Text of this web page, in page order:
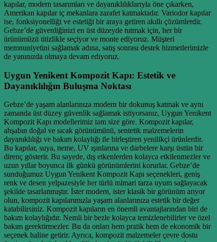
kapılar, modern tasarımları ve dayanıklılıklarıyla öne çıkarken,
Amerikan kapılar iç mekanlara zarafet katmaktadır. Variodor kapılar
ise, fonksiyonelliği ve estetiği bir araya getiren akıllı çözümlerdir.
Gebze’de güvenliğinizi en üst düzeyde tutmak için, her bir
ürünümüzü titizlikle seçiyor ve monte ediyoruz. Müşteri
memnuniyetini sağlamak adına, satış sonrası destek hizmetlerimizle
de yanınızda olmaya devam ediyoruz.
Uygun Yenikent Kompozit Kapı: Estetik ve
Dayanıklılığın Buluşma Noktası
Gebze’de yaşam alanlarınıza modern bir dokunuş katmak ve aynı
zamanda üst düzey güvenlik sağlamak istiyorsanız, Uygun Yenikent
Kompozit Kapı modellerimiz tam size göre. Kompozit kapılar,
ahşabın doğal ve sıcak görünümünü, sentetik malzemelerin
dayanıklılığı ve bakım kolaylığı ile birleştiren yenilikçi ürünlerdir.
Bu kapılar, suya, neme, UV ışınlarına ve darbelere karşı üstün bir
direnç gösterir. Bu sayede, dış etkenlerden kolayca etkilenmezler ve
uzun yıllar boyunca ilk günkü görünümlerini korurlar. Gebze’de
sunduğumuz Uygun Yenikent Kompozit Kapı seçenekleri, geniş
renk ve desen yelpazesiyle her türlü mimari tarza uyum sağlayacak
şekilde tasarlanmıştır. İster modern, ister klasik bir görünüm arıyor
olun, kompozit kapılarımızla yaşam alanlarınıza estetik bir değer
katabilirsiniz. Kompozit kapıların en önemli avantajlarından biri de
bakım kolaylığıdır. Nemli bir bezle kolayca temizlenebilirler ve özel
bakım gerektirmezler. Bu da onları hem pratik hem de ekonomik bir
seçenek haline getirir. Ayrıca, kompozit malzemeler çevre dostu